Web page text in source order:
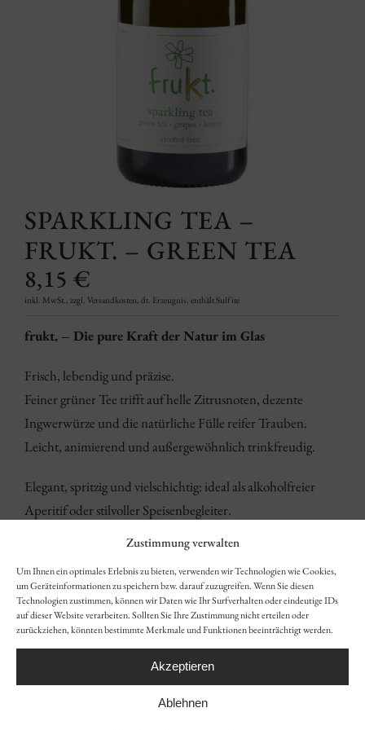
Zustimmung verwalten
Um Ihnen ein optimales Erlebnis zu bieten, verwenden wir Technologien wie Cookies,
um Geräteinformationen zu speichern bzw. darauf zuzugreifen. Wenn Sie diesen
Technologien zustimmen, können wir Daten wie Ihr Surfverhalten oder eindeutige IDs
auf dieser Website verarbeiten. Sollten Sie Ihre Zustimmung nicht erteilen oder
zurückziehen, könnten bestimmte Merkmale und Funktionen beeinträchtigt werden.
Akzeptieren
Ablehnen
SPARKLING TEA –
FRUKT. – GREEN TEA
8,15 €
inkl. MwSt., zzgl. Versandkosten, dt. Erzeugnis, enthält Sulfite
frukt. – Die pure Kraft der Natur im Glas
Frisch, lebendig und präzise.
Feiner grüner Tee trifft auf helle Zitrusnoten, dezente
Ingwerwürze und die natürliche Fülle reifer Trauben.
Leicht, animierend und außergewöhnlich trinkfreudig.
Elegant, spritzig und vielschichtig: ideal als alkoholfreier
Aperitif oder stilvoller Speisenbegleiter.
Green Tea · Grape · Lemon
Zutaten:Grüner Tee, Traubensaft, Verbene, Ingwer,
Zitronensaft, Grapefruitsaft, Kurkuma, Rosmarin
Alkohol:0 % vol